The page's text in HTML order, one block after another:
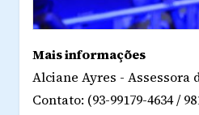
Mais informações
Alciane Ayres - Assessora
Contato: (93-99179-4634 /